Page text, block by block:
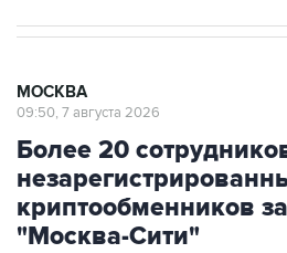
МОСКВА
09:50, 7 августа 2026
Более 20
криптообменников
"Москва-Сити"